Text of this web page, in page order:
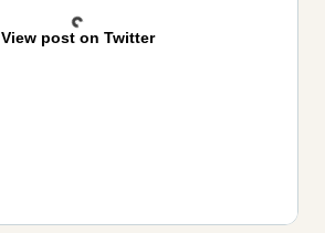
View post on Twitter